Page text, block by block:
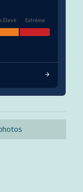
Élevé Extrême